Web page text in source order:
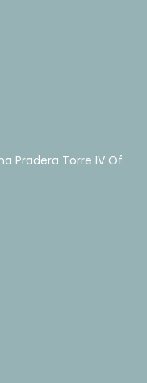
Pradera Torre IV Of.